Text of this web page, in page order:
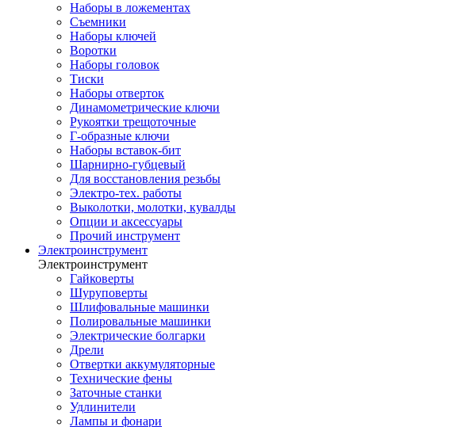
Наборы в ложементах
Съемники
Наборы ключей
Воротки
Наборы головок
Тиски
Наборы отверток
Динамометрические ключи
Рукоятки трещоточные
Г-образные ключи
Наборы вставок-бит
Шарнирно-губцевый
Для восстановления резьбы
Электро-тех. работы
Выколотки, молотки, кувалды
Опции и аксессуары
Прочий инструмент
Электроинструмент
Электроинструмент
Гайковерты
Шуруповерты
Шлифовальные машинки
Полировальные машинки
Электрические болгарки
Дрели
Отвертки аккумуляторные
Технические фены
Заточные станки
Удлинители
Лампы и фонари